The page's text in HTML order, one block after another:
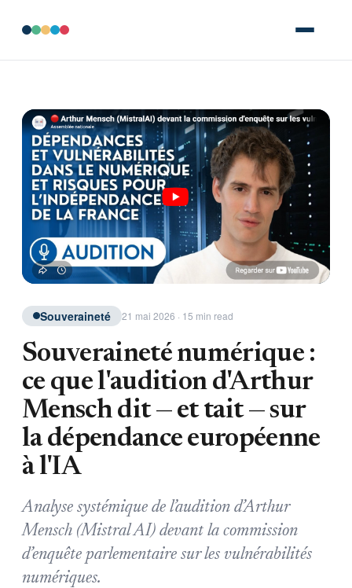
Souveraineté 21 mai 2026 · 15 min read
Souveraineté numérique :
ce que l'audition d'Arthur
Mensch dit — et tait — sur
la dépendance européenne
à l'IA
Analyse systémique de l’audition d’Arthur
Mensch (Mistral AI) devant la commission
d’enquête parlementaire sur les vulnérabilités
numériques.